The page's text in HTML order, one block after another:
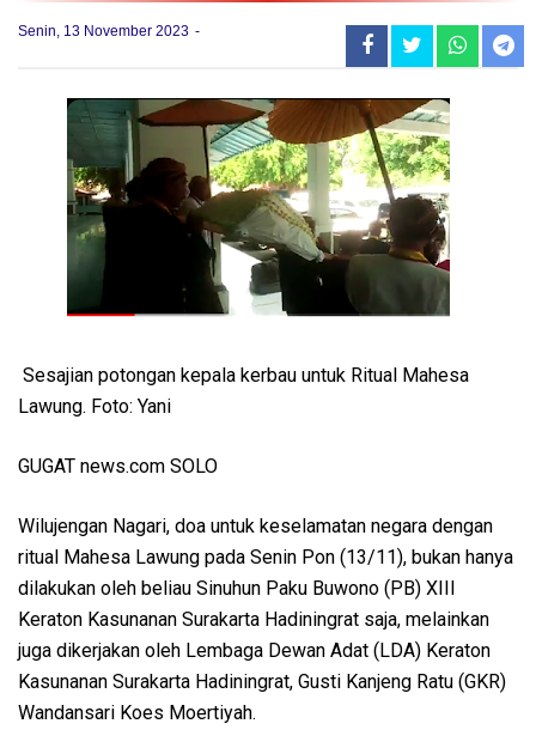
Senin, 13 November 2023
Sesajian potongan kepala kerbau untuk Ritual Mahesa
Lawung. Foto: Yani
GUGAT news.com SOLO
Wilujengan Nagari, doa untuk keselamatan negara dengan
ritual Mahesa Lawung pada Senin Pon (13/11), bukan hanya
dilakukan oleh beliau Sinuhun Paku Buwono (PB) XIII
Keraton Kasunanan Surakarta Hadiningrat saja, melainkan
juga dikerjakan oleh Lembaga Dewan Adat (LDA) Keraton
Kasunanan Surakarta Hadiningrat, Gusti Kanjeng Ratu (GKR)
Wandansari Koes Moertiyah.